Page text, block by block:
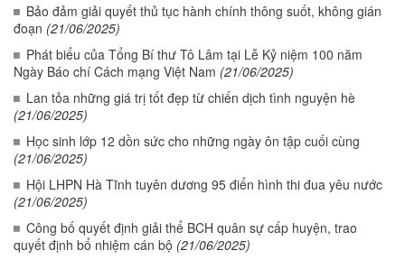
Bảo đảm giải quyết thủ tục hành chính thông suốt, không gián
đoạn (21/06/2025)
Phát biểu của Tổng Bí thư Tô Lâm tại Lễ Kỷ niệm 100 năm
Ngày Báo chí Cách mạng Việt Nam (21/06/2025)
Lan tỏa những giá trị tốt đẹp từ chiến dịch tình nguyện hè
(21/06/2025)
Học sinh lớp 12 dồn sức cho những ngày ôn tập cuối cùng
(21/06/2025)
Hội LHPN Hà Tĩnh tuyên dương 95 điển hình thi đua yêu nước
(21/06/2025)
Công bố quyết định giải thể BCH quân sự cấp huyện, trao
quyết định bổ nhiệm cán bộ (21/06/2025)